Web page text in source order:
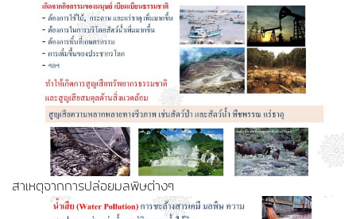
สาเหตุจากการปล่อยมลพิษต่างๆ